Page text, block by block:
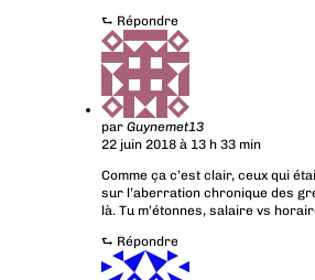
⮑ Répondre
par Guynemet13
22 juin 2018 à 13 h 33 min
Comme ça c’est clair, ceux qui
sur l’aberration chronique des
là. Tu m’étonnes, salaire vs
⮑ Répondre